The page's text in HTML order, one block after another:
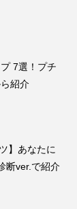
7選！プチ
紹介
】あなたに
断ver.で紹介